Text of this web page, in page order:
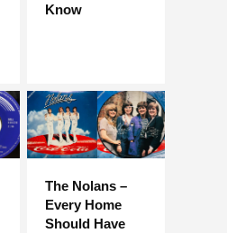
Know
The Nolans –
Every Home
Should Have